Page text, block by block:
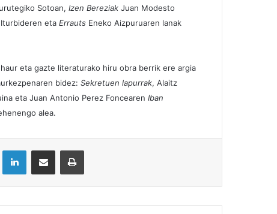
Sotoan, Izen Bereziak Juan Modesto
Iturbideren eta Errauts Eneko Aizpuruaren lanak
eta gazte literaturako hiru obra berrik ere argia
bidez: Sekretuen lapurrak, Alaitz
eta Juan Antonio Perez Foncearen Iban
alea.